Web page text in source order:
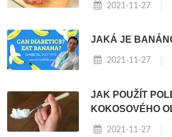
2021-11-27
JAKÁ JE
2021-11-27
JAK POUŽÍT
KOKOSOVÉHO
2021-11-27